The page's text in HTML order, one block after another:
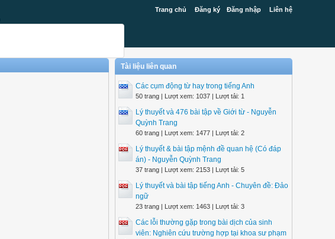
Trang chủ Đăng ký Đăng nhập Liên hệ
Tài liệu liên quan
Các cụm động từ hay trong tiếng Anh
50 trang | Lượt xem: 1037 | Lượt tải: 1
Lý thuyết và 476 bài tập về Giới từ - Nguyễn
Quỳnh Trang
60 trang | Lượt xem: 1477 | Lượt tải: 2
Lý thuyết & bài tập mệnh đề quan hệ (Có đáp
án) - Nguyễn Quỳnh Trang
37 trang | Lượt xem: 2153 | Lượt tải: 5
Lý thuyết và bài tập tiếng Anh - Chuyên đề: Đảo
ngữ
23 trang | Lượt xem: 1463 | Lượt tải: 3
Các lỗi thường gặp trong bài dịch của sinh
viên: Nghiên cứu trường hợp tại khoa sư phạm